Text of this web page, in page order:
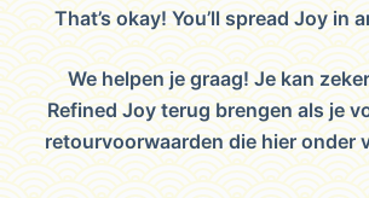
That’s okay! You’ll spread Joy in
We helpen je graag! Je kan
Refined Joy terug brengen als je
retourvoorwaarden die hier onder